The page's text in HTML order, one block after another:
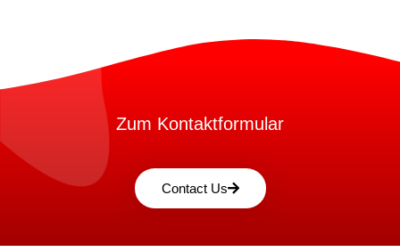
Zum Kontaktformular
Contact Us